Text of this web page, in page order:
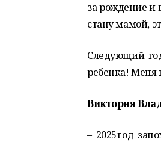
за рождение и
стану мамой,
Следующий
ребенка! Меня
Виктория
– 2025 год